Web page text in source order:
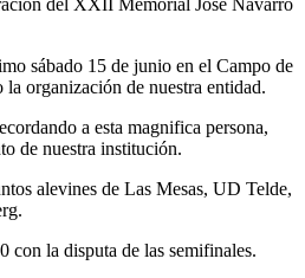
sábado 15 de junio en el Campo de
organización de nuestra entidad.
a esta magnifica persona,
de nuestra institución.
alevines de Las Mesas, UD Telde,
con la disputa de las semifinales.